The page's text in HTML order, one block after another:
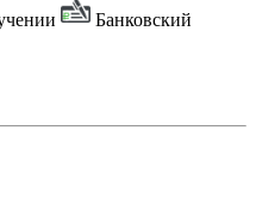
Банковский